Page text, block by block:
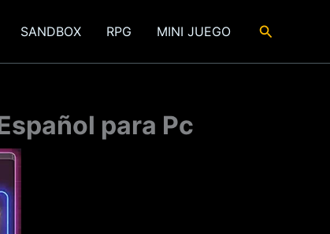
SANDBOX RPG MINI JUEGO Buscar
para Pc